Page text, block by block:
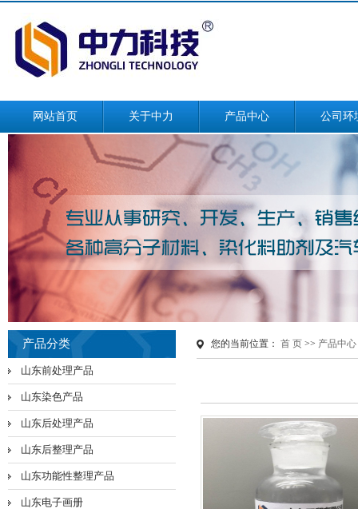
网站首页 关于中力
公司简介
公司展示
荣誉资质
联系我们
产品中心
山东前处理产品
山东染色产品
山东后处理产品
山东后整理产品
山东功能性整理产
品
山东电子画册
山东电子画册（英
公司环
产品分类
山东前处理产品
山东染色产品
山东后处理产品
山东后整理产品
山东功能性整理产品
山东电子画册
您的当前位置： 首 页 >> 产品中心